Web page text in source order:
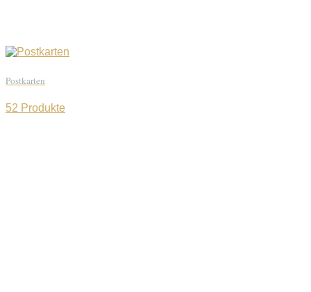
Postkarten
52 Produkte